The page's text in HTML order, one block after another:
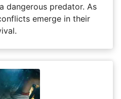
dangerous predator. As
emerge in their